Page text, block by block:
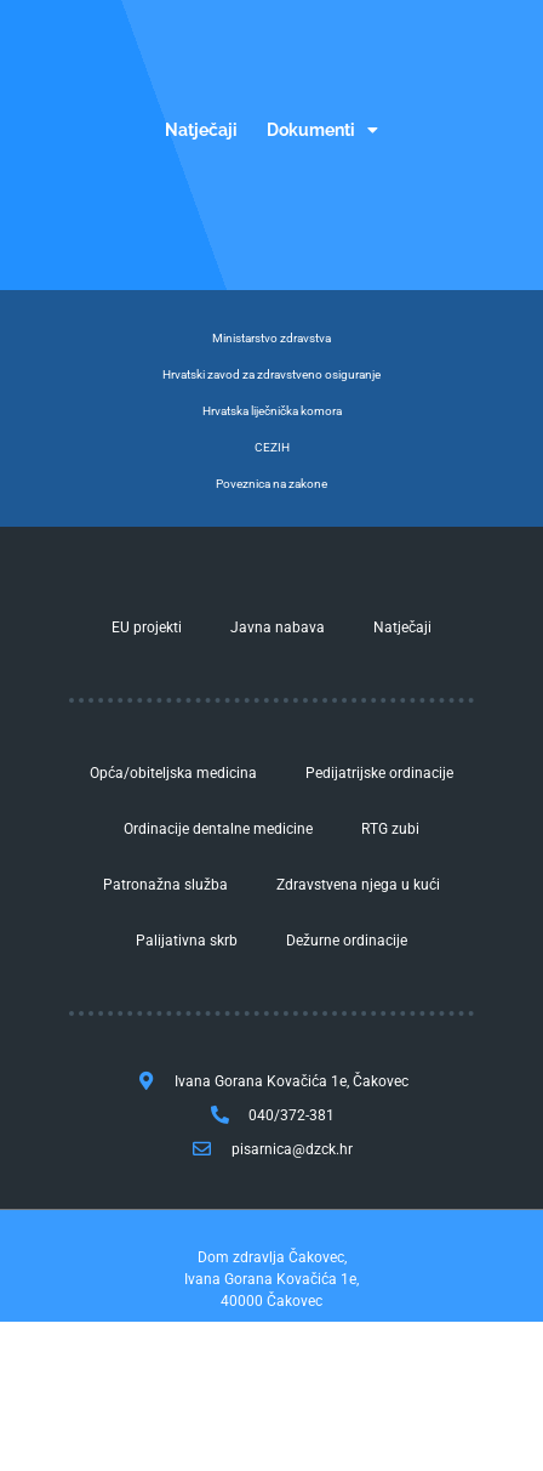
Natječaji Dokumenti
Ministarstvo zdravstva
Hrvatski zavod za zdravstveno osiguranje
Hrvatska liječnička komora
CEZIH
Poveznica na zakone
EU projekti Javna nabava Natječaji
Opća/obiteljska medicina Pedijatrijske ordinacije
Ordinacije dentalne medicine RTG zubi
Patronažna služba Zdravstvena njega u kući
Palijativna skrb Dežurne ordinacije
Ivana Gorana Kovačića 1e, Čakovec
040/372-381
pisarnica@dzck.hr
Dom zdravlja Čakovec,
Ivana Gorana Kovačića 1e,
40000 Čakovec